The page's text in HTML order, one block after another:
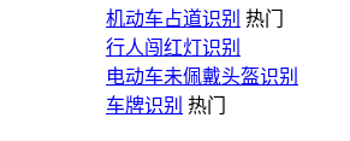
机动车占道识别 热门
行人闯红灯识别
电动车未佩戴头盔识别
车牌识别 热门